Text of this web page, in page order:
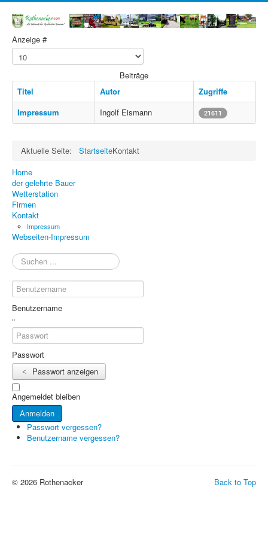
Anzeige #
Beiträge
Titel
Autor
Zugriffe
Impressum
Ingolf Eismann 21611
Aktuelle Seite: StartseiteKontakt
Home
der gelehrte Bauer
Wetterstation
Firmen
Kontakt
Impressum
Webseiten-Impressum
Suchen
...
Benutzername
Passwort
Passwort anzeigen
Angemeldet bleiben
Anmelden
Passwort vergessen?
Benutzername vergessen?
Back to Top
© 2026 Rothenacker